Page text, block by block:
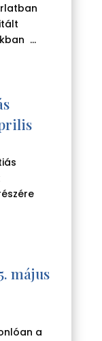
...
május
a